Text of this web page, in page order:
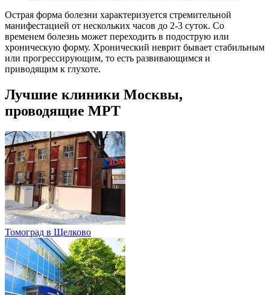
Острая форма болезни характеризуется стремительной
манифестацией от нескольких часов до 2-3 суток. Со
временем болезнь может переходить в подострую или
хроническую форму. Хронический неврит бывает стабильным
или прогрессирующим, то есть развивающимся и
приводящим к глухоте.
Лучшие клиники Москвы,
проводящие МРТ
Томоград в Щелково